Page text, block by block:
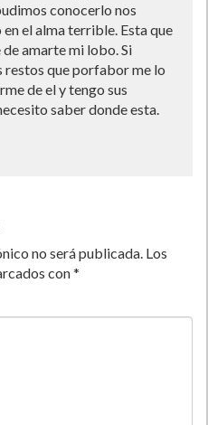
conocerlo nos
el alma terrible. Esta que
amarte mi lobo. Si
restos que porfabor me lo
de el y tengo sus
saber donde esta.
no será publicada. Los
con*